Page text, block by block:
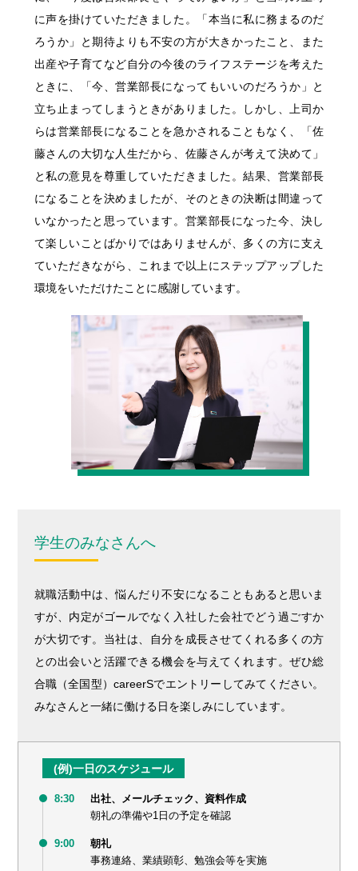
に声を掛けていただきました。「本当に私に務まるのだ
ろうか」と期待よりも不安の方が大きかったこと、また
出産や子育てなど自分の今後のライフステージを考えた
ときに、「今、営業部長になってもいいのだろうか」と
立ち止まってしまうときがありました。しかし、上司か
らは営業部長になることを急かされることもなく、「佐
藤さんの大切な人生だから、佐藤さんが考えて決めて」
と私の意見を尊重していただきました。結果、営業部長
になることを決めましたが、そのときの決断は間違って
いなかったと思っています。営業部長になった今、決し
て楽しいことばかりではありませんが、多くの方に支え
ていただきながら、これまで以上にステップアップした
環境をいただけたことに感謝しています。
学生のみなさんへ
就職活動中は、悩んだり不安になることもあると思いま
すが、内定がゴールでなく入社した会社でどう過ごすか
が大切です。当社は、自分を成長させてくれる多くの方
との出会いと活躍できる機会を与えてくれます。ぜひ総
合職（全国型）careerSでエントリーしてみてください。
みなさんと一緒に働ける日を楽しみにしています。
(例)一日のスケジュール
8:30
出社、メールチェック、資料作成
朝礼の準備や1日の予定を確認
9:00
朝礼
事務連絡、業績顕彰、勉強会等を実施